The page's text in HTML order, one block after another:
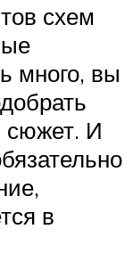
схем
много, вы
сюжет. И
в